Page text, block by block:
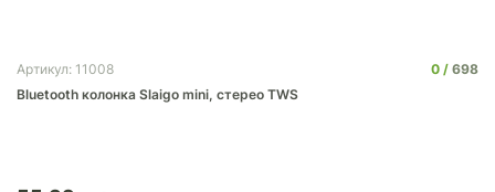
Артикул: 11008 0
698
Bluetooth колонка Slaigo mini, стерео TWS